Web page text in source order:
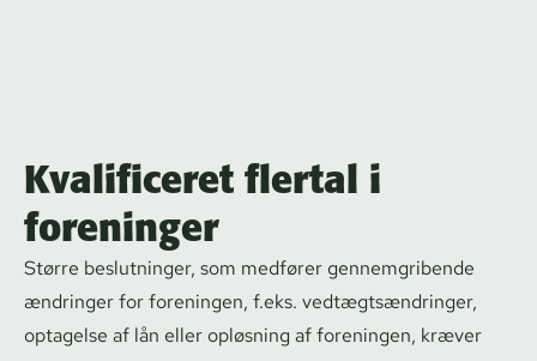
Kvalificeret flertal i
foreninger
Større beslutninger, som medfører gennemgribende
ændringer for foreningen, f.eks. vedtægts­æn­drin­ger,
optagelse af lån eller opløsning af foreningen, kræver